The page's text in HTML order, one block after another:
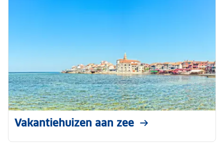
Vakantiehuizen aan zee